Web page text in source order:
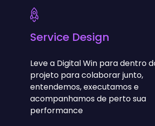
Service Design
Leve a Digital Win para dentro
projeto para colaborar junto,
entendemos, executamos e
acompanhamos de perto sua
performance